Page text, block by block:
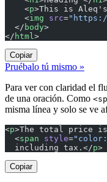
    <
p>This is
    <
img src=
  </
body>
</ html>
Copiar
Pruébalo tú mismo »
Para ver con claridad el
de una oración. Como
misma línea y solo se ve
<p>The total price is
  <
span style=
  including tax.</
p>
Copiar